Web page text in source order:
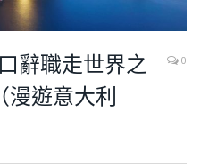
辭職走世界之
遊意大利
0